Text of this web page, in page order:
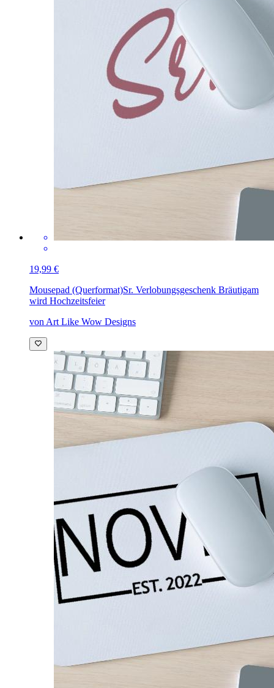
19,99 €
Mousepad (Querformat)Sr. Verlobungsgeschenk Bräutigam
wird Hochzeitsfeier
von Art Like Wow Designs